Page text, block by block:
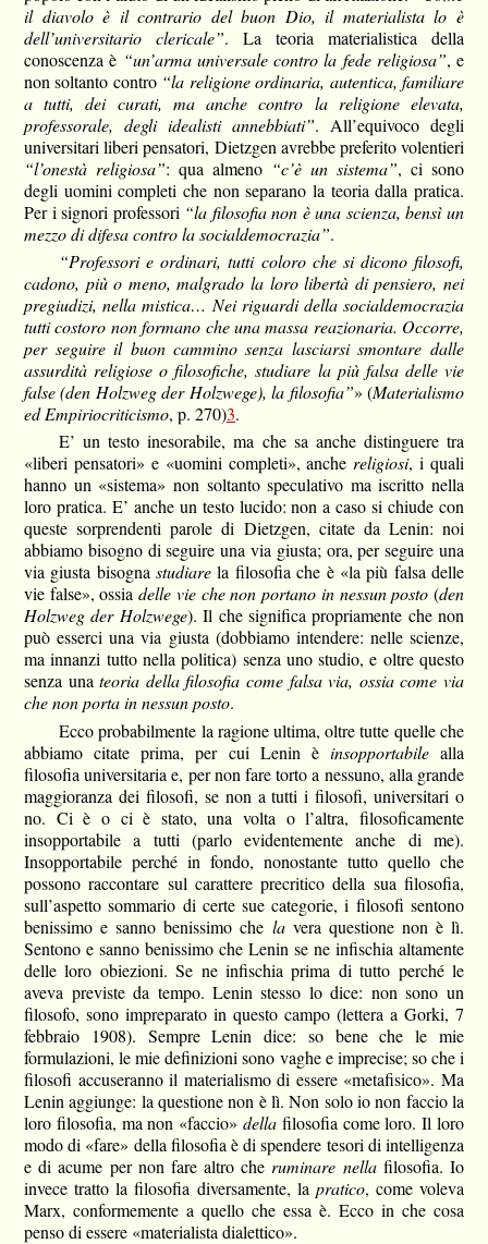
il diavolo è il contrario del buon Dio, il materialista lo è
dell’universitario clericale”. La teoria materialistica della
conoscenza è “un’arma universale contro la fede religiosa”, e
non soltanto contro “la religione ordinaria, autentica, familiare
a tutti, dei curati, ma anche contro la religione elevata,
professorale, degli idealisti annebbiati”. All’equivoco degli
universitari liberi pensatori, Dietzgen avrebbe preferito volentieri
“l’onestà religiosa”: qua almeno “c’è un sistema”, ci sono
degli uomini completi che non separano la teoria dalla pratica.
Per i signori professori “la filosofia non è una scienza, bensì un
mezzo di difesa contro la socialdemocrazia”.
“Professori e ordinari, tutti coloro che si dicono filosofi,
cadono, più o meno, malgrado la loro libertà di pensiero, nei
pregiudizi, nella mistica… Nei riguardi della socialdemocrazia
tutti costoro non formano che una massa reazionaria. Occorre,
per seguire il buon cammino senza lasciarsi smontare dalle
assurdità religiose o filosofiche, studiare la più falsa delle vie
false (den Holzweg der Holzwege), la filosofia”» (Materialismo
ed Empiriocriticismo, p. 270)3.
E’ un testo inesorabile, ma che sa anche distinguere tra
«liberi pensatori» e «uomini completi», anchereligiosi, i quali
hanno un «sistema» non soltanto speculativo ma iscritto nella
loro pratica. E’ anche un testo lucido: non a caso si chiude con
queste sorprendenti parole di Dietzgen, citate da Lenin: noi
abbiamo bisogno di seguire una via giusta; ora, per seguire una
via giusta bisognastudiare la filosofia che è «la più falsa delle
vie false», ossiadelle vie che non portano in nessun posto (den
Holzweg der Holzwege). Il che significa propriamente che non
può esserci una via giusta (dobbiamo intendere: nelle scienze,
ma innanzi tutto nella politica) senza uno studio, e oltre questo
senza unateoria della filosofia come falsa via, ossia come via
che non porta in nessun posto.
Ecco probabilmente la ragione ultima, oltre tutte quelle che
abbiamo citate prima, per cui Lenin è insopportabilealla
filosofia universitaria e, per non fare torto a nessuno, alla grande
maggioranza dei filosofi, se non a tutti i filosofi, universitari o
no. Ci è o ci è stato, una volta o l’altra, filosoficamente
insopportabile a tutti (parlo evidentemente anche di me).
Insopportabile perché in fondo, nonostante tutto quello che
possono raccontare sul carattere precritico della sua filosofia,
sull’aspetto sommario di certe sue categorie, i filosofi sentono
benissimo e sanno benissimo che lavera questione non è lì.
Sentono e sanno benissimo che Lenin se ne infischia altamente
delle loro obiezioni. Se ne infischia prima di tutto perché le
aveva previste da tempo. Lenin stesso lo dice: non sono un
filosofo, sono impreparato in questo campo (lettera a Gorki, 7
febbraio 1908). Sempre Lenin dice: so bene che le mie
formulazioni, le mie definizioni sono vaghe e imprecise; so che i
filosofi accuseranno il materialismo di essere «metafisico». Ma
Lenin aggiunge: la questione non è lì. Non solo io non faccio la
loro filosofia, ma non «faccio» della filosofia come loro. Il loro
modo di «fare» della filosofia è di spendere tesori di intelligenza
e di acume per non fare altro che ruminare nellafilosofia. Io
invece tratto la filosofia diversamente, la pratico, come voleva
Marx, conformemente a quello che essa è. Ecco in che cosa
penso di essere «materialista dialettico».